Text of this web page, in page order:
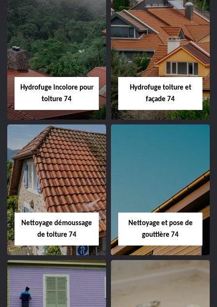
Hydrofuge incolore pour
toiture 74
Hydrofuge toiture et
façade 74
Nettoyage démoussage
de toiture 74
Nettoyage et pose de
gouttière 74